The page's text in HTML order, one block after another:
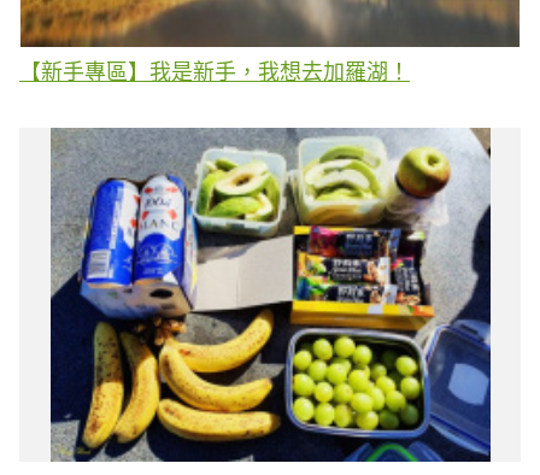
【新手專區】我是新手，我想去加羅湖！